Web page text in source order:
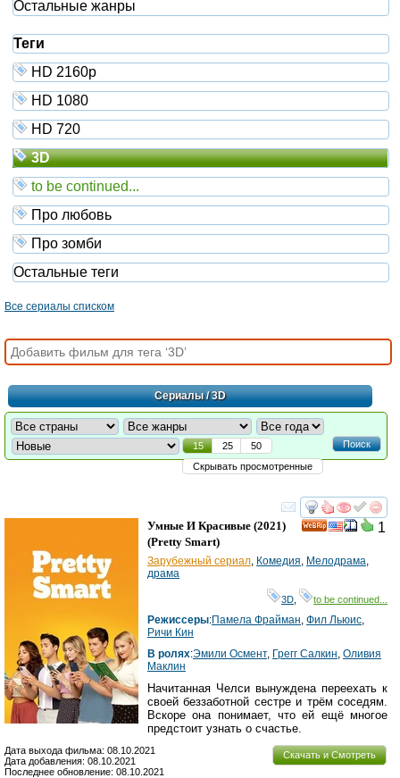
Остальные жанры
Теги
HD 2160р
HD 1080
HD 720
3D
to be continued...
Про любовь
Про зомби
Остальные теги
Все сериалы списком
Сериалы/ 3D
Поиск
15 25
50
Скрывать просмотренные
смотреть
1
Умные И Красивые (2021)
(Pretty Smart)
Зарубежный сериал, Комедия, Мелодрама,
драма
3D to be continued...
Режиссеры:Памела Фрайман, Фил Льюис,
Ричи Кин
В ролях:Эмили Осмент, Грегг Салкин, Оливия
Маклин
Начитанная Челси вынуждена переехать к
своей беззаботной сестре и трём соседям.
Вскоре она понимает, что ей ещё многое
предстоит узнать о счастье.
Скачать и Смотреть
Дата выхода фильма: 08.10.2021
Дата добавления: 08.10.2021
Последнее обновление: 08.10.2021